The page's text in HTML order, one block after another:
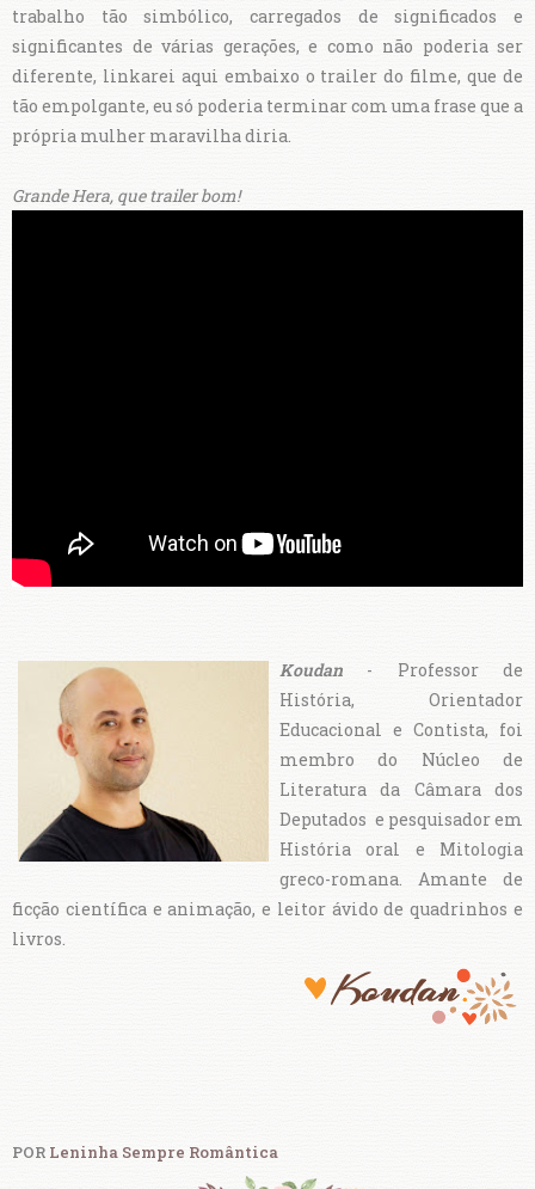
trabalho tão simbólico, carregados de significados e
significantes de várias gerações, e como não poderia ser
diferente, linkarei aqui embaixo o trailer do filme, que de
tão empolgante, eu só poderia terminar com uma frase que a
própria mulher maravilha diria.
Grande Hera, que trailer bom!
Koudan - Professor de
História, Orientador
Educacional e Contista, foi
membro do Núcleo de
Literatura da Câmara dos
Deputados e pesquisador em
História oral e Mitologia
greco-romana. Amante de
ficção científica e animação, e leitor ávido de quadrinhos e
livros.
POR Leninha Sempre Romântica